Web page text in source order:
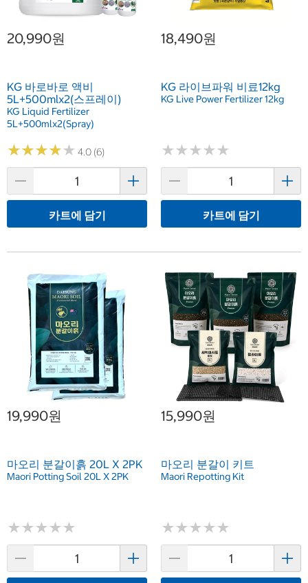
20,990원
KG 바로바로 액비
5L+500mlx2(스프레이)
KG Liquid Fertilizer
5L+500mlx2(Spray)
★★★★★
★★★★★ 4.0 (6)
카트에 담기
18,490원
KG 라이브파워 비료12kg
KG Live Power Fertilizer 12kg
★★★★★
★★★★★
카트에 담기
19,990원
마오리 분갈이흙 20L X 2PK
Maori Potting Soil 20L X 2PK
★★★★★
★★★★★
15,990원
마오리 분갈이 키트
Maori Repotting Kit
★★★★★
★★★★★